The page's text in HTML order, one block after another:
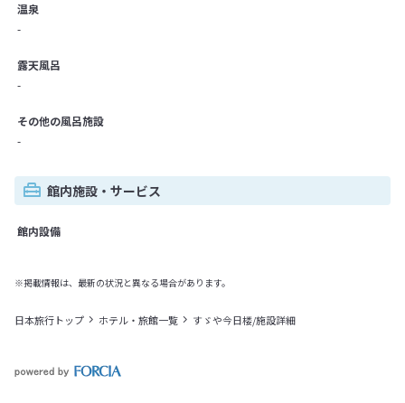
温泉
-
露天風呂
-
その他の風呂施設
-
館内施設・サービス
館内設備
※掲載情報は、最新の状況と異なる場合があります。
日本旅行トップ ホテル・旅館一覧 すゞや今日楼/施設詳細